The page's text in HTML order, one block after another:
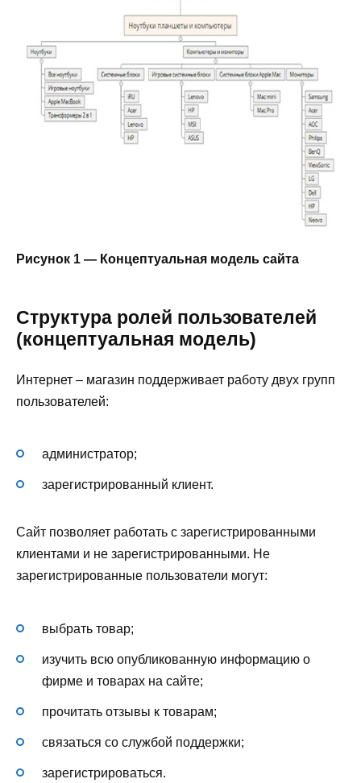
Рисунок 1 — Концептуальная модель сайта
Структура ролей пользователей
(концептуальная модель)
Интернет – магазин поддерживает работу двух групп
пользователей:
администратор;
зарегистрированный клиент.
Сайт позволяет работать с зарегистрированными
клиентами и не зарегистрированными. Не
зарегистрированные пользователи могут:
выбрать товар;
изучить всю опубликованную информацию о
фирме и товарах на сайте;
прочитать отзывы к товарам;
связаться со службой поддержки;
зарегистрироваться.